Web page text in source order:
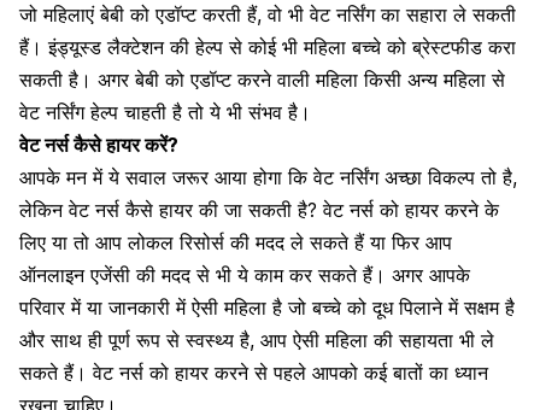
जो महिलाएं बेबी को एडॉप्ट करती हैं, वो भी वेट नर्सिंग का सहारा ले सकती
हैं।इंड्यूस्ड लैक्टेशनकी हेल्प से कोई भी महिला बच्चे को ब्रेस्टफीड करा
सकती है। अगर बेबी को एडॉप्ट करने वाली महिला किसी अन्य महिला से
वेट नर्सिंग हेल्प चाहती है तो ये भी संभव है।
वेट नर्स कैसे हायर करें?
आपके मन में ये सवाल जरूर आया होगा कि वेट नर्सिंग अच्छा विकल्प तो है,
लेकिन वेट नर्स कैसे हायर की जा सकती है? वेट नर्स को हायर करने के
लिए या तो आप लोकल रिसोर्स की मदद ले सकते हैं या फिर आप
ऑनलाइन एजेंसी की मदद से भी ये काम कर सकते हैं। अगर आपके
परिवार में या जानकारी में ऐसी महिला है जो बच्चे को दूध पिलाने में सक्षम है
और साथ ही पूर्ण रूप से स्वस्थ्य है, आप ऐसी महिला की सहायता भी ले
सकते हैं। वेट नर्स को हायर करने से पहले आपको कई बातों का ध्यान
रखना चाहिए।